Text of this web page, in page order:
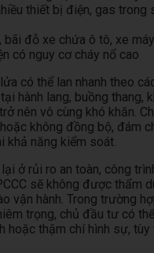
thiết bị điện, gas trong
bãi đỗ xe chứa ô tô, xe
có nguy cơ cháy nổ cao
có thể lan nhanh theo
hành lang, buồng thang,
nên vô cùng khó khăn.
không đồng bộ, đám
khả năng kiểm soát.
ở rủi ro an toàn, công
sẽ không được thẩm
vận hành. Trong trường
trọng, chủ đầu tư có
hoặc thậm chí hình sự,